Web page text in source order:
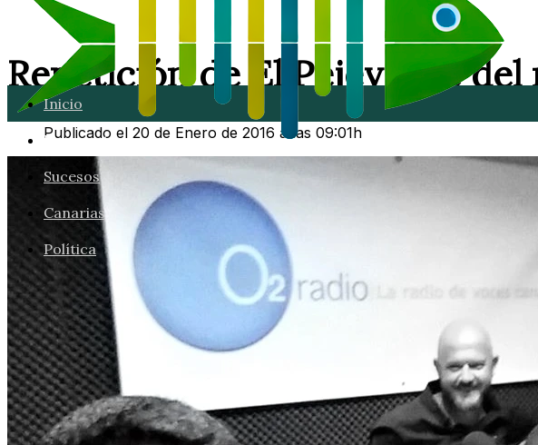
Inicio
Lanzarote
Sucesos
Canarias
Política
Repetición de El Pejeverde
Publicado el 20 de Enero de 2016 a las 09:01h